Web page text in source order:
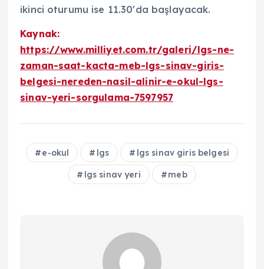
ikinci oturumu ise 11.30'da başlayacak.
Kaynak:
https://www.milliyet.com.tr/galeri/lgs-ne-
zaman-saat-kacta-meb-lgs-sinav-giris-
belgesi-nereden-nasil-alinir-e-okul-lgs-
sinav-yeri-sorgulama-7597957
e-okul lgs lgs sinav giris belgesi
lgs sinav yeri meb